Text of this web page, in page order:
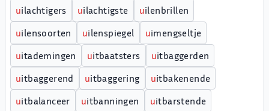
uilachtigers uilachtigste uilenbrillen
uilensoorten uilenspiegel uimengseltje
uitademingen uitbaatsters uitbaggerden
uitbaggerend uitbaggering uitbakenende
uitbalanceer uitbanningen uitbarstende